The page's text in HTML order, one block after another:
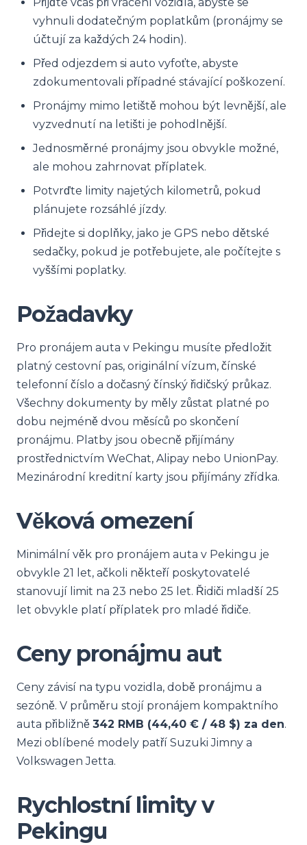
vyhnuli dodatečným poplatkům (pronájmy se
účtují za každých 24 hodin).
Před odjezdem si auto vyfoťte, abyste
zdokumentovali případné stávající poškození.
Pronájmy mimo letiště mohou být levnější, ale
vyzvednutí na letišti je pohodlnější.
Jednosměrné pronájmy jsou obvykle možné,
ale mohou zahrnovat příplatek.
Potvrďte limity najetých kilometrů, pokud
plánujete rozsáhlé jízdy.
Přidejte si doplňky, jako je GPS nebo dětské
sedačky, pokud je potřebujete, ale počítejte s
vyššími poplatky.
Požadavky
Pro pronájem auta v Pekingu musíte předložit
platný cestovní pas, originální vízum, čínské
telefonní číslo a dočasný čínský řidičský průkaz.
Všechny dokumenty by měly zůstat platné po
dobu nejméně dvou měsíců po skončení
pronájmu. Platby jsou obecně přijímány
prostřednictvím WeChat, Alipay nebo UnionPay.
Mezinárodní kreditní karty jsou přijímány zřídka.
Věková omezení
Minimální věk pro pronájem auta v Pekingu je
obvykle 21 let, ačkoli někteří poskytovatelé
stanovují limit na 23 nebo 25 let. Řidiči mladší 25
let obvykle platí příplatek pro mladé řidiče.
Ceny pronájmu aut
Ceny závisí na typu vozidla, době pronájmu a
sezóně. V průměru stojí pronájem kompaktního
auta přibližně 342 RMB (44,40 € / 48 $) za den.
Mezi oblíbené modely patří Suzuki Jimny a
Volkswagen Jetta.
Rychlostní limity v
Pekingu